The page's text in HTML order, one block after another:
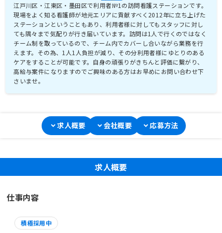
江戸川区・江東区・墨田区で利用者№1の訪問看護ステーションです。
現場をよく知る看護師が地元エリアに貢献すべく2012年に立ち上げた
ステーションということもあり、利用者様に対してもスタッフに対し
ても隅々まで気配りが行き届いています。訪問は1人で行くのではなく
チーム制を取っているので、チーム内でカバーし合いながら業務を行
えます。その為、1人1人負担が減り、その分利用者様にゆとりのある
ケアをすることが可能です。自身の頑張りがきちんと評価に繋がり、
高給与案件になりますのでご興味のある方はお早めにお問い合わせ下
さいませ。
求人概要 会社概要 応募方法
求人概要
仕事内容
積極採用中